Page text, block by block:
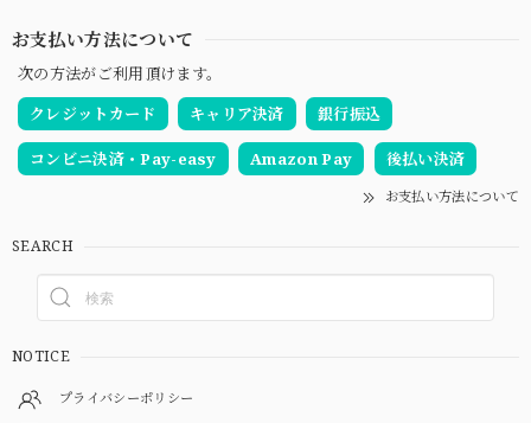
お支払い方法について
次の方法がご利用頂けます。
クレジットカード
キャリア決済 銀行振込
コンビニ決済・Pay-easy Amazon Pay 後払い決済
お支払い方法について
SEARCH
NOTICE
プライバシーポリシー